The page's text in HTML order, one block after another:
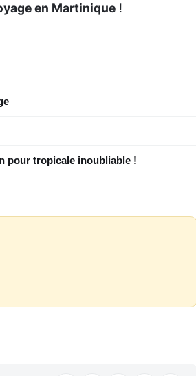
en Martinique !
pour tropicale inoubliable !